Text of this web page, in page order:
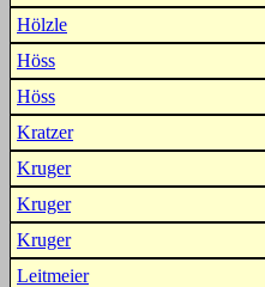
Hölzle
Höss
Höss
Kratzer
Kruger
Kruger
Kruger
Leitmeier